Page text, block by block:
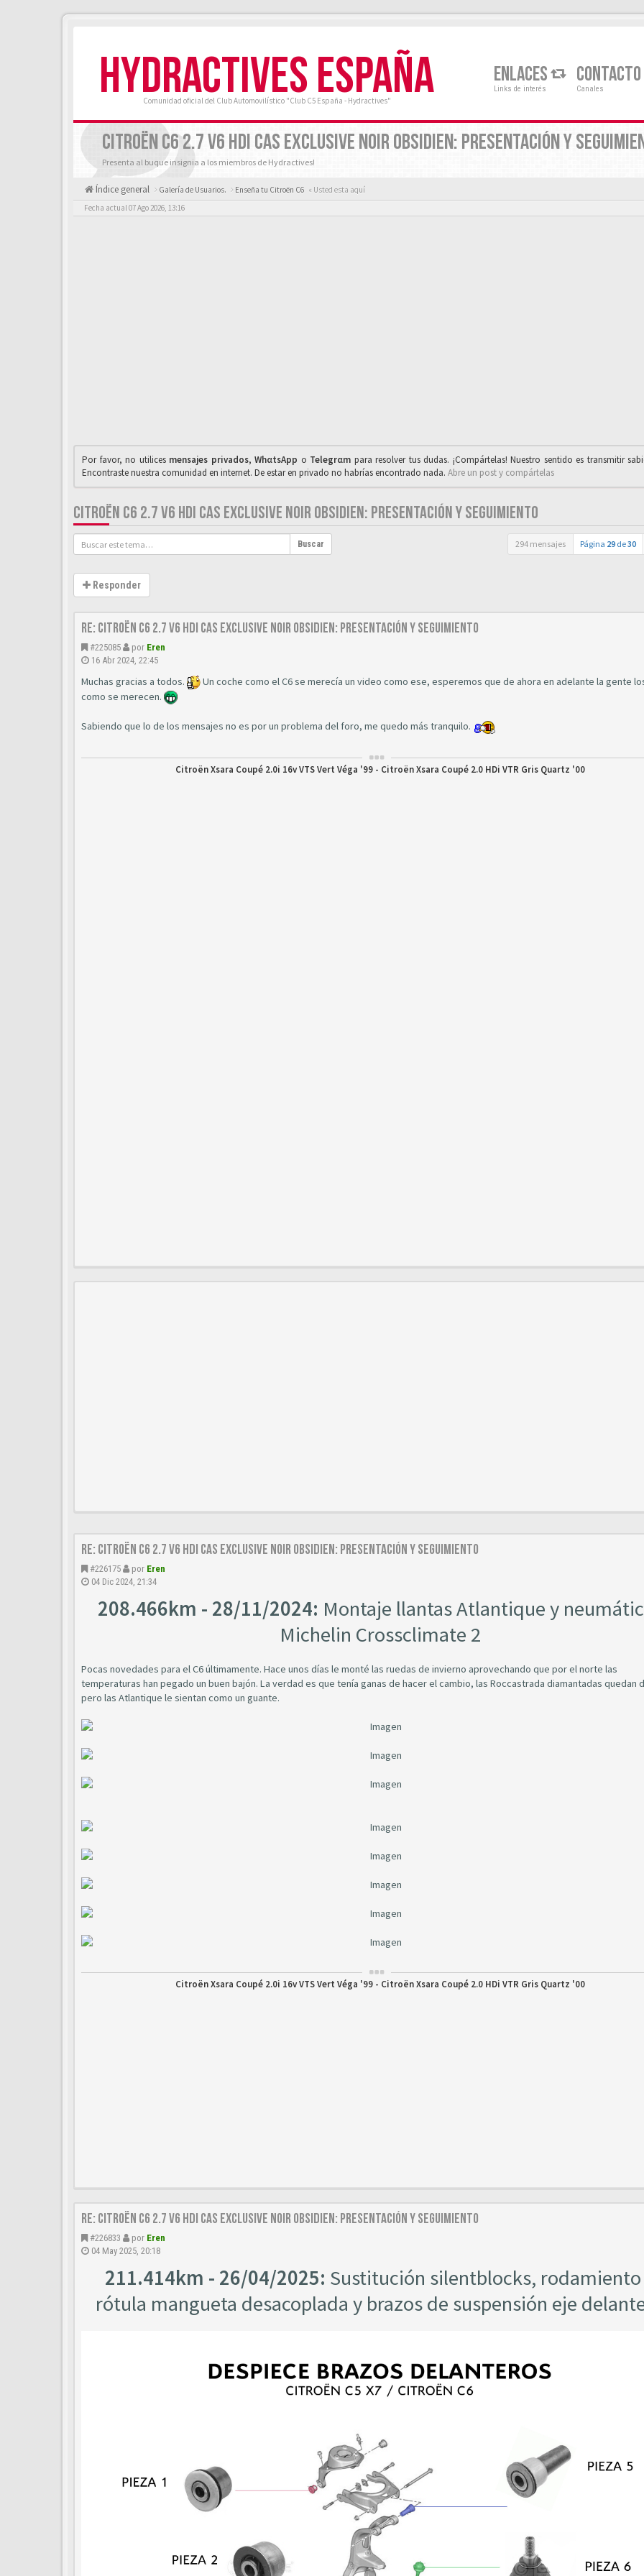
HYDRACTIVES ESPAÑA
Comunidad oficial del Club Automovilístico "Club C5 España - Hydractives"
ENLACES
Links de interés
CONTACTO
Canales
CITROËN C6 2.7 V6 HDI CAS EXCLUSIVE NOIR OBSIDIEN: PRESENTACIÓN Y
Presenta al buque insignia a los miembros de Hydractives!
Índice general Galería de Usuarios. Enseña tu Citroën C6 « Usted esta aquí
Fecha actual 07 Ago 2026, 13:16
Por favor, no utilices mensajes privados,WhαtsApp o Telegrαm para resolver tus dudas. ¡Compártelas! Nuestro sentido es transmitir
Encontraste nuestra comunidad en internet. De estar en privado no habrías encontrado nada. Abre un post y compártelas
CITROËN C6 2.7 V6 HDI CAS EXCLUSIVE NOIR OBSIDIEN: PRESENTACIÓN Y SEGUIMIENTO
Buscar 294 mensajes Página 29 de30
Responder
Re: Citroën C6 2.7 V6 HDi CAS Exclusive Noir Obsidien: Presentación y seguimiento
#225085 por Eren
16 Abr 2024, 22:45
Muchas gracias a todos.
Un coche como el C6 se merecía un video como ese, esperemos que de ahora en adelante la gente
como se merecen.
Sabiendo que lo de los mensajes no es por un problema del foro, me quedo más tranquilo.
Citroën Xsara Coupé 2.0i 16v VTS Vert Véga '99 - Citroën Xsara Coupé 2.0 HDi VTR Gris Quartz '00
Re: Citroën C6 2.7 V6 HDi CAS Exclusive Noir Obsidien: Presentación y seguimiento
#226175 por Eren
04 Dic 2024, 21:34
208.466km - 28/11/2024: Montaje llantas Atlantique y
Michelin Crossclimate 2
Pocas novedades para el C6 últimamente. Hace unos días le monté las ruedas de invierno aprovechando que por el norte las
temperaturas han pegado un buen bajón. La verdad es que tenía ganas de hacer el cambio, las Roccastrada diamantadas quedan
pero las Atlantique le sientan como un guante.
Citroën Xsara Coupé 2.0i 16v VTS Vert Véga '99 - Citroën Xsara Coupé 2.0 HDi VTR Gris Quartz '00
Re: Citroën C6 2.7 V6 HDi CAS Exclusive Noir Obsidien: Presentación y seguimiento
#226833 por Eren
04 May 2025, 20:18
211.414km - 26/04/2025: Sustitución silentblocks, rodamiento
rótula mangueta desacoplada y brazos de suspensión eje